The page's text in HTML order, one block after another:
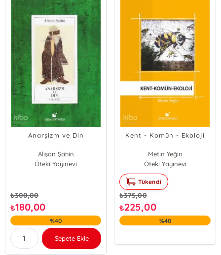
Anarşizm ve Din
Alişan Şahin
Öteki Yayınevi
₺300,00
₺180,00
%40
Sepete Ekle
Kent - Komün - Ekoloji
Metin Yeğin
Öteki Yayınevi
Tükendi
₺375,00
₺225,00
%40